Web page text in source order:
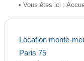
• Vous êtes ici :
Location monte-
Paris 75